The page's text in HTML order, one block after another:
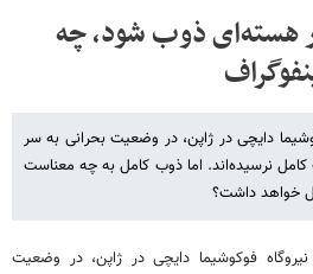
هسته‌ای ذوب شود، چه
دایچی در ژاپن، در وضعیت بحرانی به سر
نرسیده‌اند. اما ذوب کامل به چه معناست
خواهد داشت؟
فوکوشیما دایچی در ژاپن، در وضعیت